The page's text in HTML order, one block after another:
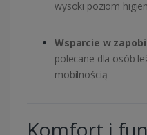
wysoki poziom
Wsparcie w
polecane dla osób
mobilnością
Komfort i